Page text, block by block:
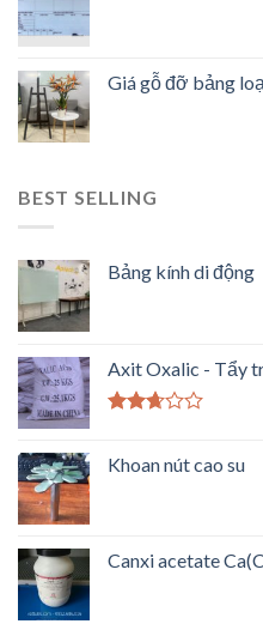
Giá gỗ đỡ bảng
BEST SELLING
Bảng kính di động
Axit Oxalic - Tẩy
hạng
Khoan nút cao su
Canxi acetate